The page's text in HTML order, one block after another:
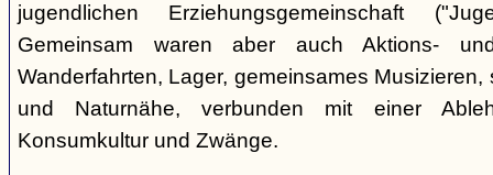
jugendlichen Erziehungsgemeinschaft
Gemeinsam waren aber auch Aktions-
Wanderfahrten, Lager, gemeinsames
und Naturnähe, verbunden mit einer
Konsumkultur und Zwänge.